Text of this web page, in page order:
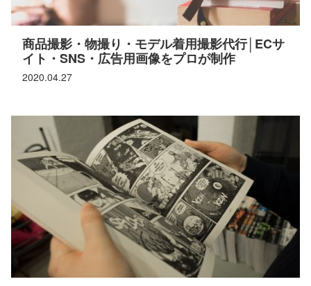
2020.04.27
商品撮影・物撮り・モデル着用撮影代行│ECサ
イト・SNS・広告用画像をプロが制作